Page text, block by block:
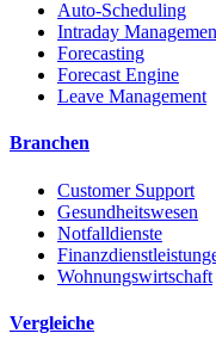
Auto-Scheduling
Intraday
Forecasting
Forecast Engine
Leave Management
Branchen
Customer Support
Gesundheitswesen
Notfalldienste
Wohnungswirtschaft
Vergleiche